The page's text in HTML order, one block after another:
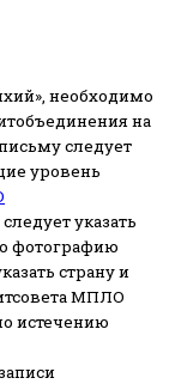
необходимо
на
следует
уровень
указать
фотографию
страну и
МПЛО
истечению